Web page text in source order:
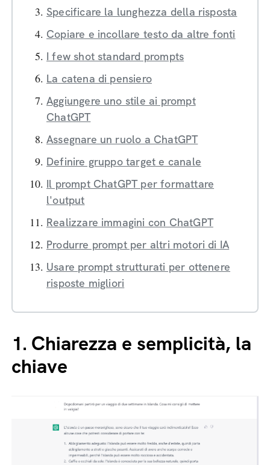
Specificare la lunghezza della risposta
Copiare e incollare testo da altre fonti
I few shot standard prompts
La catena di pensiero
Aggiungere uno stile ai prompt
ChatGPT
Assegnare un ruolo a ChatGPT
Definire gruppo target e canale
Il prompt ChatGPT per formattare
l'output
Realizzare immagini con ChatGPT
Produrre prompt per altri motori di IA
Usare prompt strutturati per ottenere
risposte migliori
1. Chiarezza e semplicità, la
chiave